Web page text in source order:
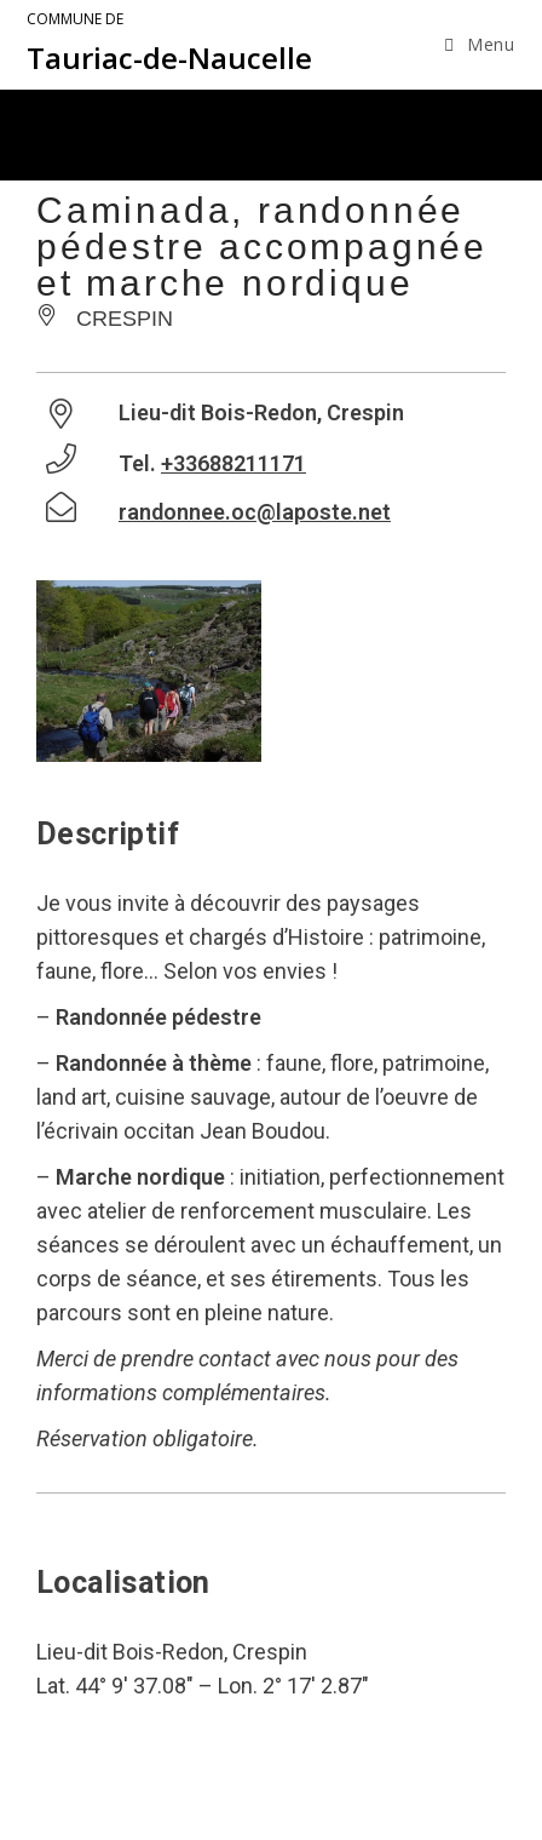
COMMUNE DE
Tauriac-de-Naucelle Menu
Caminada, randonnée
pédestre accompagnée
et marche nordique
CRESPIN
Lieu-dit Bois-Redon, Crespin
Tel. +33688211171
randonnee.oc@laposte.net
Descriptif
Je vous invite à découvrir des paysages
pittoresques et chargés d’Histoire : patrimoine,
faune, flore… Selon vos envies !
– Randonnée pédestre
– Randonnée à thème : faune, flore, patrimoine,
land art, cuisine sauvage, autour de l’oeuvre de
l’écrivain occitan Jean Boudou.
– Marche nordique : initiation, perfectionnement
avec atelier de renforcement musculaire. Les
séances se déroulent avec un échauffement, un
corps de séance, et ses étirements. Tous les
parcours sont en pleine nature.
Merci de prendre contact avec nous pour des
informations complémentaires.
Réservation obligatoire.
Localisation
Lieu-dit Bois-Redon, Crespin
Lat. 44° 9′ 37.08″ – Lon. 2° 17′ 2.87″